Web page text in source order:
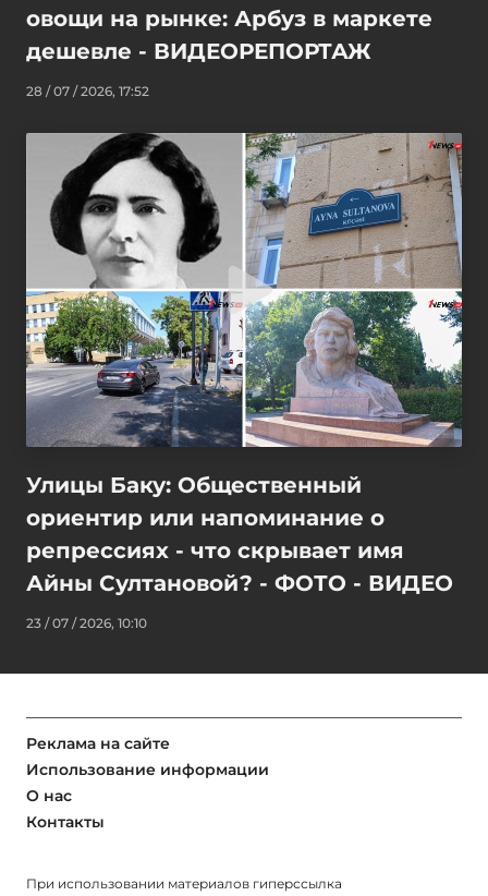
овощи на рынке: Арбуз в маркете
дешевле - ВИДЕОРЕПОРТАЖ
28 / 07 / 2026, 17:52
Улицы Баку: Общественный
ориентир или напоминание о
репрессиях - что скрывает имя
Айны Султановой? - ФОТО - ВИДЕО
23 / 07 / 2026, 10:10
Реклама на сайте
Использование информации
О нас
Контакты
При использовании материалов гиперссылка